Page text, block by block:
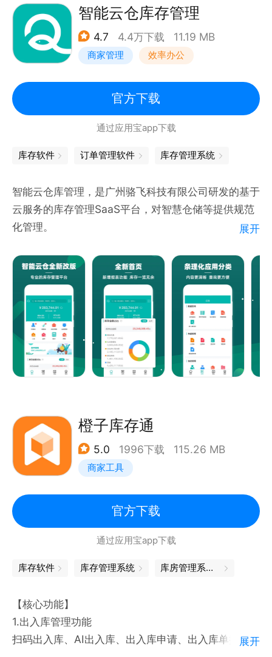
【功能覆盖店铺经营全流程】
- 以进货、销售、库存为核心，覆盖实体店铺经营每一
个环节
- 一键生成小程序微商城，所有实体门店商品轻松上传
【对接全硬件设备】
- 适配小票打印机、蓝牙标签机、蓝牙针式打印机、热
转印标签吊牌打印机等各类打印设备，支持远程云操
- 对接智能收银一体机、PDA、POS开单刷卡一体机、
扫码器等各类智能设备，实现快速开单和收银
【建议反馈】
在使用中有任何问题和意见均可通过以下方式反馈:
客服邮箱: service@qinsilk.com
客服热线: 4001845682
智能云仓库存管理
4.7 4.4万下载 11.19 MB
商家管理 效率办公
官方下载
通过应用宝app下载
库存软件 订单管理软件 库存管理系统
智能云仓库管理，是广州骆飞科技有限公司研发的基于
云服务的库存管理SaaS平台，对智慧仓储等提供规范
化管理。
智能云仓库存管理，三屏合一，PC端、平板端、手机
端都可以便捷的访问，UI完美适配不同尺寸的屏幕。
满足了企业移动化办公、异地办公的需要。是装在口袋
里的生意管家！
官方网站：http://www.loafish.com
展开
橙子库存通
5.0 1996下载 115.26 MB
商家工具
官方下载
通过应用宝app下载
库存软件 库存管理系统 库房管理系统软件
【核心功能】
1.出入库管理功能
扫码出入库、AI出入库、出入库申请、出入库单据审展开